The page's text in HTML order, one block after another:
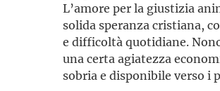
L’amore per la giustizia
solida speranza cristiana,
e difficoltà quotidiane.
una certa agiatezza
sobria e disponibile verso i